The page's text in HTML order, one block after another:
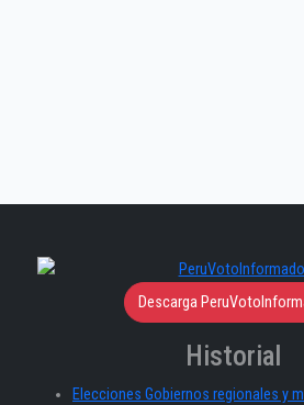
Descarga
Historial
Elecciones Gobiernos regionales y